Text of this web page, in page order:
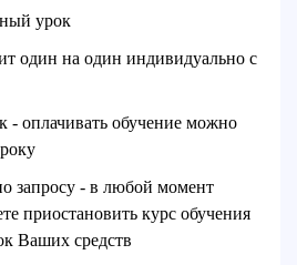
урок
один на один индивидуально с
- оплачивать обучение можно
запросу - в любой момент
приостановить курс обучения
Ваших средств